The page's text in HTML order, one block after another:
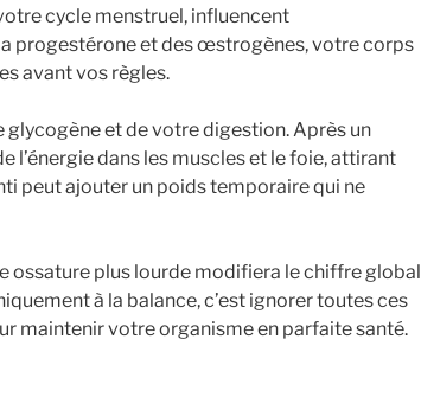
cycle menstruel, influencent
progestérone et des œstrogènes, votre corps
avant vos règles.
glycogène et de votre digestion. Après un
l’énergie dans les muscles et le foie, attirant
peut ajouter un poids temporaire qui ne
ossature plus lourde modifiera le chiffre global
à la balance, c’est ignorer toutes ces
maintenir votre organisme en parfaite santé.